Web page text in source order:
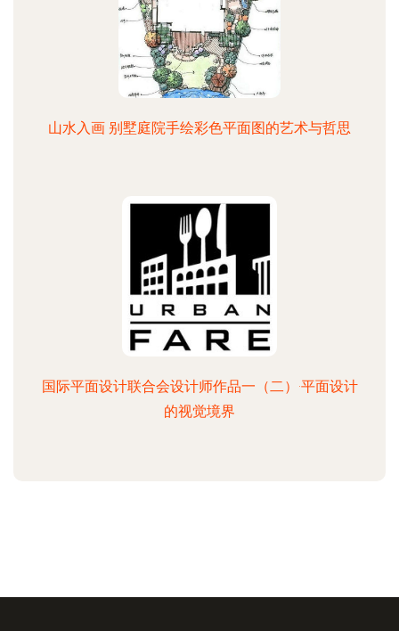
山水入画 别墅庭院手绘彩色平面图的艺术与哲思
国际平面设计联合会设计师作品一（二）·平面设计
的视觉境界